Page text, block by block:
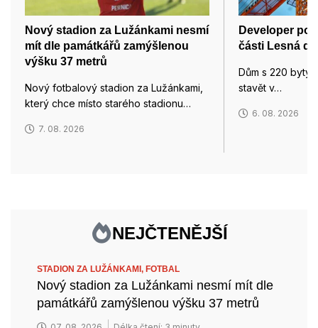
Nový stadion za Lužánkami nesmí
mít dle památkářů zamýšlenou
výšku 37 metrů
Nový fotbalový stadion za Lužánkami,
který chce místo starého stadionu…
7. 08. 2026
Developer
části Lesná
Dům s 220 byty
stavět v…
6. 08. 2026
NEJČTENĚJŠÍ
STADION ZA LUŽÁNKAMI, FOTBAL
Nový stadion za Lužánkami nesmí mít dle
památkářů zamýšlenou výšku 37 metrů